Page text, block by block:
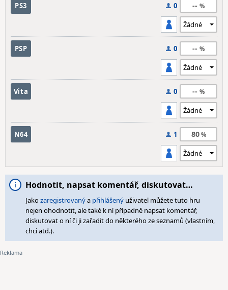
PS3 0 --
PSP 0 --
Vita 0 --
N64 1 80
Hodnotit, napsat komentář, diskutovat…
Jakozaregistrovanýa přihlášený uživatel můžete tuto hru
nejen ohodnotit, ale také k ní případně napsat komentář,
diskutovat o ní či ji zařadit do některého ze seznamů (vlastním,
chci atd.).